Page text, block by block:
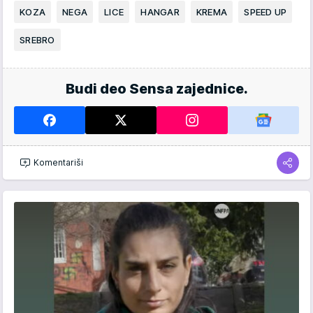
KOZA NEGA LICE HANGAR KREMA SPEED UP
SREBRO
Budi deo Sensa zajednice.
Komentariši